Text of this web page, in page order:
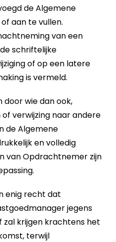
de Algemene
aan te vullen.
van een
schriftelijke
of op een latere
is vermeld.
door wie dan ook,
verwijzing naar andere
de Algemene
en volledig
van Opdrachtnemer zijn
enig recht dat
jegens
krijgen krachtens het
terwijl